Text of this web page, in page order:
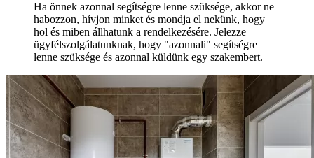
Ha önnek azonnal segítségre lenne szüksége, akkor ne
habozzon, hívjon minket és mondja el nekünk, hogy
hol és miben állhatunk a rendelkezésére. Jelezze
ügyfélszolgálatunknak, hogy "azonnali" segítségre
lenne szüksége és azonnal küldünk egy szakembert.